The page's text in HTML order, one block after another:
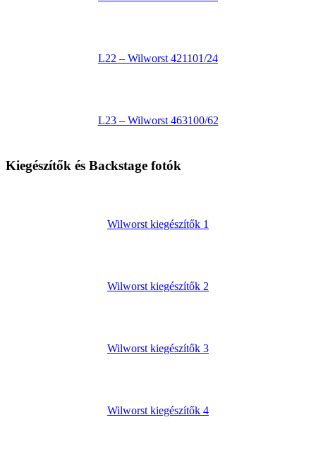
L22 – Wilworst 421101/24
L23 – Wilworst 463100/62
Kiegészítők és Backstage fotók
Wilworst kiegészítők 1
Wilworst kiegészítők 2
Wilworst kiegészítők 3
Wilworst kiegészítők 4